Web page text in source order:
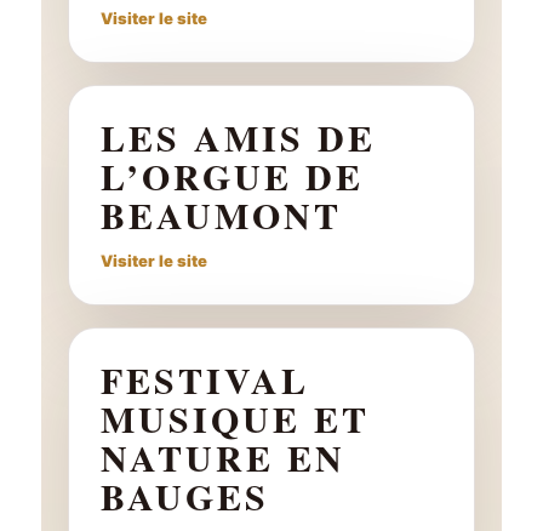
Visiter le site
LES AMIS DE
L’ORGUE DE
BEAUMONT
Visiter le site
FESTIVAL
MUSIQUE ET
NATURE EN
BAUGES